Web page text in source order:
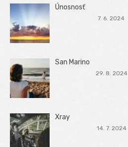
Únosnosť
7. 6. 2024
San Marino
29. 8. 2024
Xray
14. 7. 2024